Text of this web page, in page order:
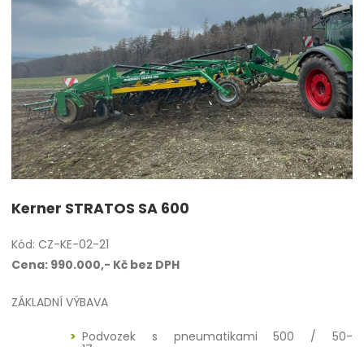
Kerner STRATOS SA 600
Kód: CZ-KE-02-21
Cena: 990.000,- Kč bez DPH
ZÁKLADNÍ VÝBAVA
Podvozek s pneumatikami 500 / 50-